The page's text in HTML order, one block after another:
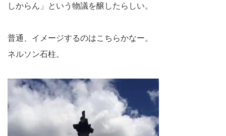
しからん」という物議を醸したらしい。
普通、イメージするのはこちらかなー。
ネルソン石柱。